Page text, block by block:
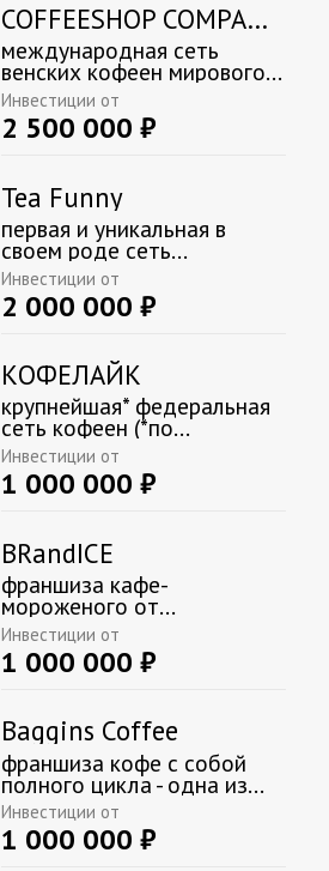
COFFEESHOP COMPANY & ESPRESS IT
международная сеть
венских кофеен мирового...
Инвестиции от
2 500 000 ₽
Tea Funny
первая и уникальная в
своем роде сеть...
Инвестиции от
2 000 000 ₽
КОФЕЛАЙК
крупнейшая* федеральная
сеть кофеен (*по...
Инвестиции от
1 000 000 ₽
BRandICE
франшиза кафе-
мороженого от...
Инвестиции от
1 000 000 ₽
Baggins Coffee
франшиза кофе с собой
полного цикла - одна из...
Инвестиции от
1 000 000 ₽